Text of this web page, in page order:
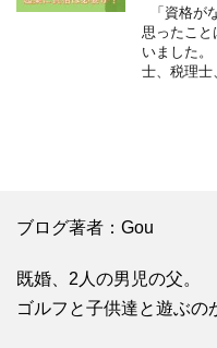
「資格が
思ったこ
いました
士、税理士
ブログ著者：Gou
既婚、2人の男児の父。
ゴルフと子供達と遊ぶの